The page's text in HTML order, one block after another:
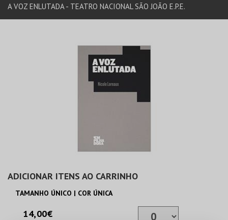
MÚSICA & FESTIVAIS
DESPORTO & AVENTURA
A VOZ ENLUTADA - TEATRO NACIONAL SÃO JOÃO E.P.E.
ADICIONAR ITENS AO CARRINHO
TAMANHO ÚNICO | COR ÚNICA
14,00€